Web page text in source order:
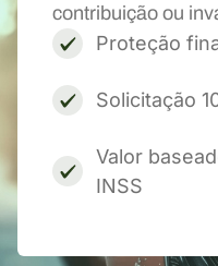
contribuição ou
Proteção
Solicitação
Valor
INSS